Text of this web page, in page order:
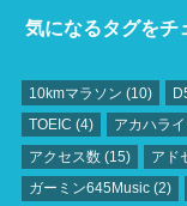
気になるタグをチ
10kmマラソン (10)
TOEIC (4) アカハライ
アクセス数(15) アド
ガーミン645Music(2)